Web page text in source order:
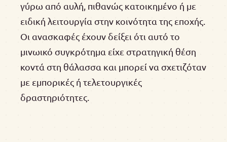
γύρω από αυλή, πιθανώς κατοικημένο ή με
ειδική λειτουργία στην κοινότητα της εποχής.
Οι ανασκαφές έχουν δείξει ότι αυτό το
μινωικό συγκρότημα είχε στρατηγική θέση
κοντά στη θάλασσα και μπορεί να σχετιζόταν
με εμπορικές ή τελετουργικές
δραστηριότητες.